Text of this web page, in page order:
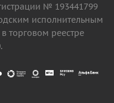
№ 193441799
исполнительным
торговом реестре